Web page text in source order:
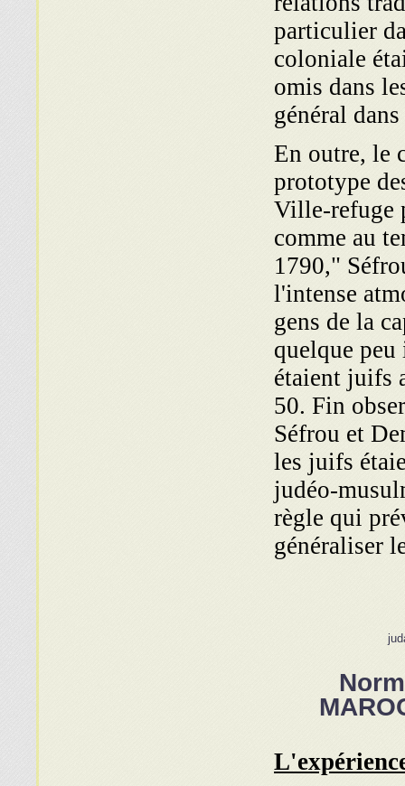
particulier
coloniale
omis dans
général
En outre, le
prototype
Ville-refuge
comme au
1790,"
l'intense
gens de la
quelque peu
étaient juifs
50. Fin
Séfrou et
les juifs
judéo-
règle qui
généraliser